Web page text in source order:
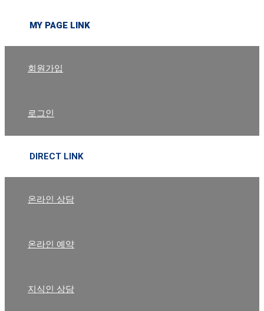
MY PAGE LINK
회원가입
로그인
DIRECT LINK
온라인 상담
온라인 예약
지식인 상담